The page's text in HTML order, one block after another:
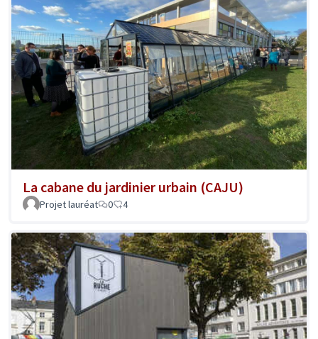
La cabane du jardinier urbain (CAJU)
Projet lauréat 0 4